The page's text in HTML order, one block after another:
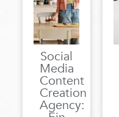
Social
Media
Content
Creation
Agency: